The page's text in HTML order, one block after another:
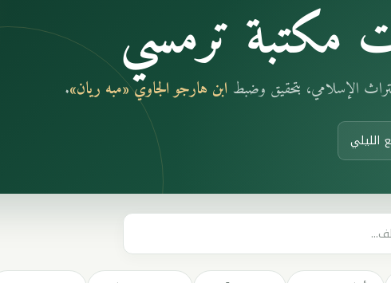
مكتبة ترمسي
الإسلامي، بتحقيق وضبط ابن هارجو الجاوي «مبه ريان».
الليلي